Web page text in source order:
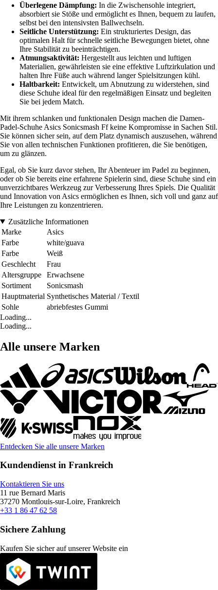
Überlegene Dämpfung: In die Zwischensohle integriert,
absorbiert sie Stöße und ermöglicht es Ihnen, bequem zu laufen,
selbst bei den intensivsten Ballwechseln.
Seitliche Unterstützung: Ein strukturiertes Design, das
optimalen Halt für schnelle seitliche Bewegungen bietet, ohne
Ihre Stabilität zu beeinträchtigen.
Atmungsaktivität: Hergestellt aus leichten und luftigen
Materialien, gewährleisten sie eine effektive Luftzirkulation und
halten Ihre Füße auch während langer Spielsitzungen kühl.
Haltbarkeit: Entwickelt, um Abnutzung zu widerstehen, sind
diese Schuhe ideal für den regelmäßigen Einsatz und begleiten
Sie bei jedem Match.
Mit ihrem schlanken und funktionalen Design machen die Damen-
Padel-Schuhe Asics Sonicsmash Ff keine Kompromisse in Sachen Stil.
Sie können sicher sein, auf dem Platz dynamisch auszusehen, während
Sie von allen technischen Funktionen profitieren, die Sie benötigen,
um zu glänzen.
Egal, ob Sie kurz davor stehen, Ihr Abenteuer im Padel zu beginnen,
oder ob Sie bereits eine erfahrene Spielerin sind, diese Schuhe sind ein
unverzichtbares Werkzeug zur Verbesserung Ihres Spiels. Die Qualität
und Innovation von Asics ermöglichen es Ihnen, sich voll und ganz auf
Ihre Leistungen zu konzentrieren.
Zusätzliche Informationen
Marke
Asics
Farbe
white/guava
Farbe
Weiß
Geschlecht
Frau
Altersgruppe
Erwachsene
Sortiment
Sonicsmash
Hauptmaterial Synthetisches Material / Textil
Sohle
abriebfestes Gummi
Loading...
Loading...
Alle unsere Marken
Entdecken Sie alle unsere Marken
Kundendienst in Frankreich
Kontaktieren Sie uns
11 rue Bernard Maris
37270 Montlouis-sur-Loire, Frankreich
+33 1 86 47 62 58
Sichere Zahlung
Kaufen Sie sicher auf unserer Website ein